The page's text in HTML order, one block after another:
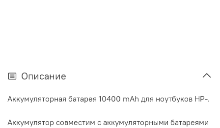
Описание
Аккумуляторная батарея 10400 mAh для ноутбуков HP-.
Аккумулятор cовместим с аккумуляторными батареями